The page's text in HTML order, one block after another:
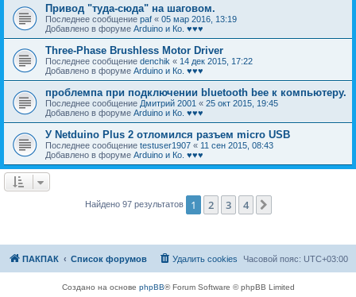
Привод "туда-сюда" на шаговом.
Последнее сообщение paf « 05 мар 2016, 13:19
Добавлено в форуме Arduino и Ко. ♥♥♥
Three-Phase Brushless Motor Driver
Последнее сообщение denchik « 14 дек 2015, 17:22
Добавлено в форуме Arduino и Ко. ♥♥♥
проблемпа при подключении bluetooth bee к компьютеру.
Последнее сообщение Дмитрий 2001 « 25 окт 2015, 19:45
Добавлено в форуме Arduino и Ко. ♥♥♥
У Netduino Plus 2 отломился разъем micro USB
Последнее сообщение testuser1907 « 11 сен 2015, 08:43
Добавлено в форуме Arduino и Ко. ♥♥♥
Найдено 97 результатов 1 2 3 4
ПАКПАК Список форумов Часовой пояс: UTC+03:00
Удалить cookies
Создано на основе phpBB® Forum Software © phpBB Limited